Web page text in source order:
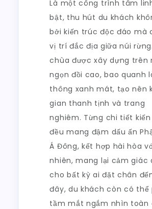
Là một công trình tâm
bật, thu hút du khách
bởi kiến trúc độc đáo mà
vị trí đắc địa giữa núi
chùa được xây dựng trên
ngọn đồi cao, bao quanh
thông xanh mát, tạo nên
gian thanh tịnh và trang
nghiêm. Từng chi tiết
đều mang đậm dấu ấn
Á Đông, kết hợp hài hòa
nhiên, mang lại cảm giác
cho bất kỳ ai đặt chân
đây, du khách còn có thể
tầm mắt ngắm nhìn toàn